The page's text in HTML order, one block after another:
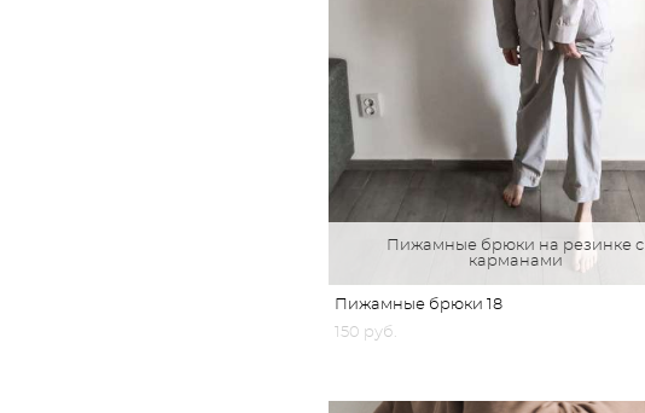
Пижамные брюки на резинке с
карманами
Пижамные брюки 18
150 pуб.